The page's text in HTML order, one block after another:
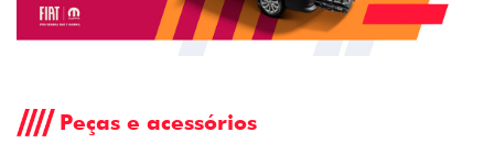
Peças e acessórios